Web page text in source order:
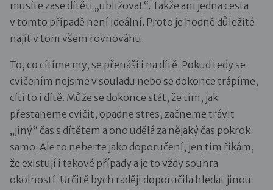
musíte zase dítěti „ubližovat“. Takže ani jedna cesta
v tomto případě není ideální. Proto je hodně důležité
najít v tom všem rovnováhu.
To, co cítíme my, se přenáší i na dítě. Pokud tedy se
cvičením nejsme v souladu nebo se dokonce trápíme,
cítí to i dítě. Může se dokonce stát, že tím, jak
přestaneme cvičit, opadne stres, začneme trávit
„jiný“ čas s dítětem a ono udělá za nějaký čas pokrok
samo. Ale to neberte jako doporučení, jen tím říkám,
že existují i takové případy a je to vždy souhra
okolností. Určitě bych raději doporučila hledat jinou